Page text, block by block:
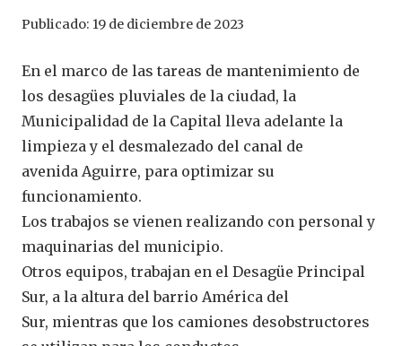
Publicado: 19 de diciembre de 2023
En el marco de las tareas de mantenimiento de
los desagües pluviales de la ciudad, la
Municipalidad de la Capital lleva adelante la
limpieza y el desmalezado del canal de
avenida Aguirre, para optimizar su
funcionamiento.
Los trabajos se vienen realizando con personal y
maquinarias del municipio.
Otros equipos, trabajan en el Desagüe Principal
Sur, a la altura del barrio América del
Sur, mientras que los camiones desobstructores